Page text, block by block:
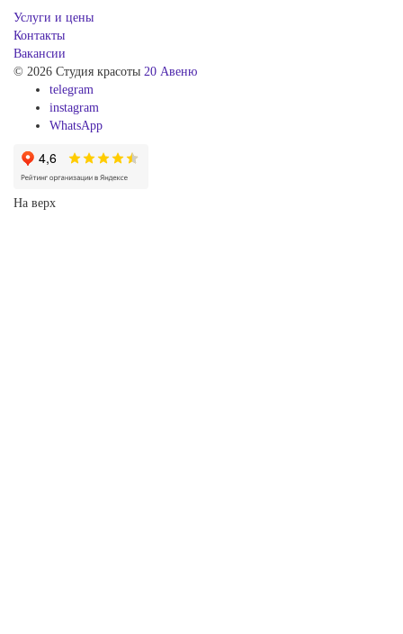
Услуги и цены
Контакты
Вакансии
© 2026 Студия красоты 20 Авеню
telegram
instagram
WhatsApp
На верх